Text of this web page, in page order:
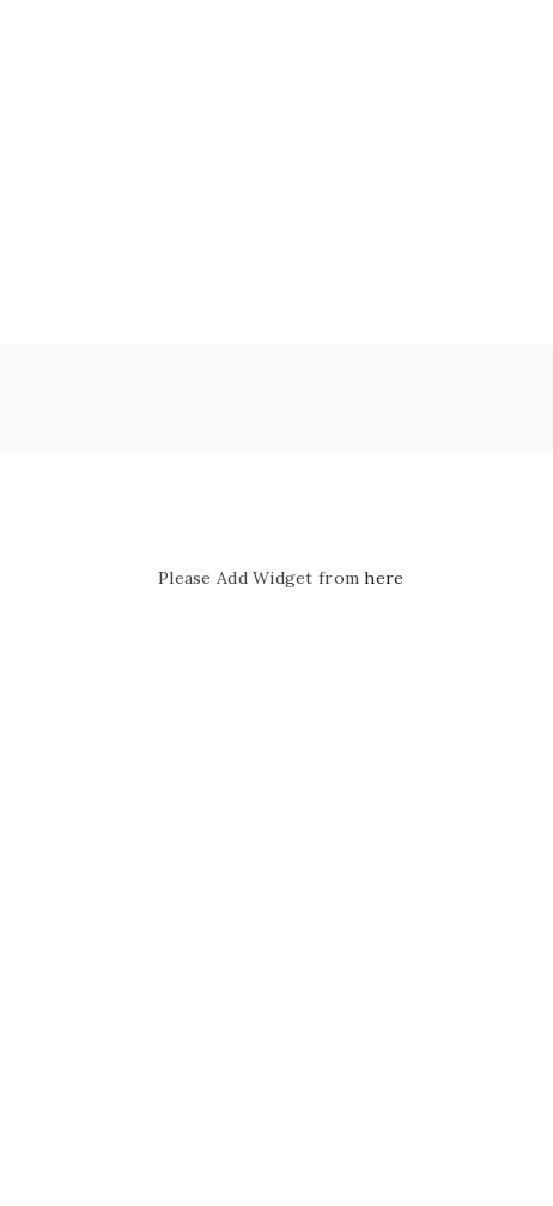
Please Add Widget fromhere